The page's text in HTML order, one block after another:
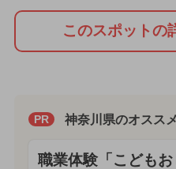
このスポットの
PR 神奈川県のオスス
職業体験「こども